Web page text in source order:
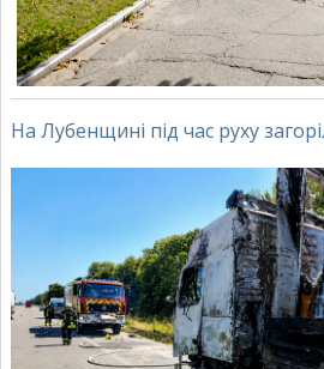
На Лубенщині під час руху